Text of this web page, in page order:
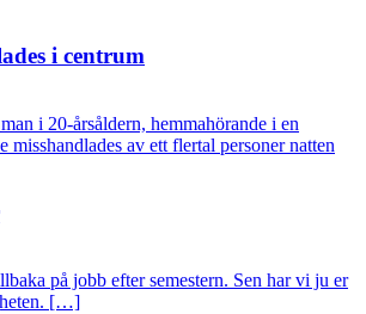
i centrum
i 20-årsåldern, hemmahörande i en
misshandlades av ett flertal personer natten
på jobb efter semestern. Sen har vi ju er
[…]